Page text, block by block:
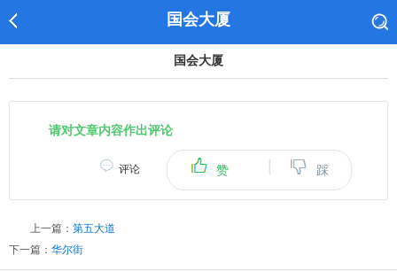
国会大厦
国会大厦
请对文章内容作出评论
赞 踩
评论
上一篇： 第五大道
下一篇： 华尔街